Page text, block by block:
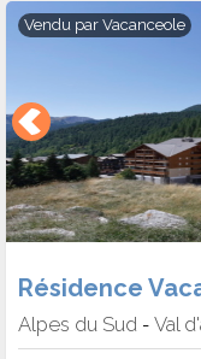
Vendu par Vacanceole
Alpes du Sud - Val